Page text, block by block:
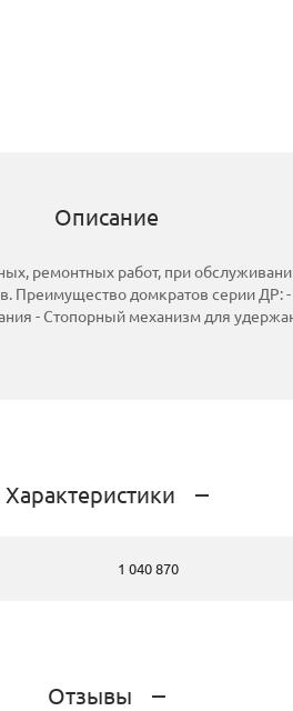
Описание
ремонтных работ, при
Преимущество домкратов серии ДР:
- Стопорный механизм для
Характеристики
1 040 870
Отзывы